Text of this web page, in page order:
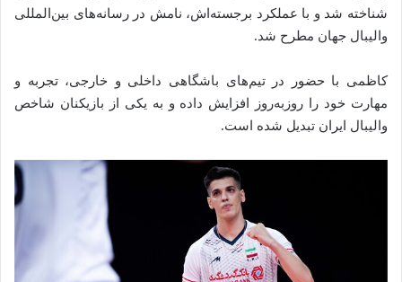
شناخته شد و با عملکرد برجسته‌اش، نامش در رسانه‌های بین‌المللی
والیبال جهان مطرح شد.
کاظمی با حضور در تیم‌های باشگاهی داخلی و خارجی، تجربه و
مهارت خود را روزبه‌روز افزایش داده و به یکی از بازیکنان شاخص
والیبال ایران تبدیل شده است.